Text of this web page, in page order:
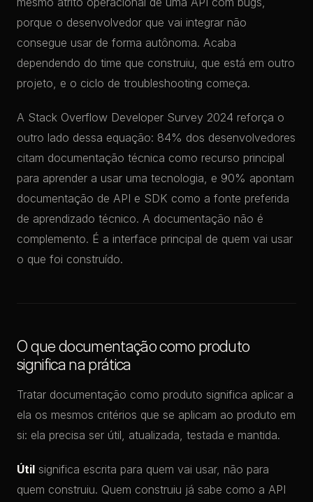
porque o desenvolvedor que vai integrar não
consegue usar de forma autônoma. Acaba
dependendo do time que construiu, que está em outro
projeto, e o ciclo de troubleshooting começa.
A Stack Overflow Developer Survey 2024 reforça o
outro lado dessa equação: 84% dos desenvolvedores
citam documentação técnica como recurso principal
para aprender a usar uma tecnologia, e 90% apontam
documentação de API e SDK como a fonte preferida
de aprendizado técnico. A documentação não é
complemento. É a interface principal de quem vai usar
o que foi construído.
O que documentação como produto
significa na prática
Tratar documentação como produto significa aplicar a
ela os mesmos critérios que se aplicam ao produto em
si: ela precisa ser útil, atualizada, testada e mantida.
Útil significa escrita para quem vai usar, não para
quem construiu. Quem construiu já sabe como a API